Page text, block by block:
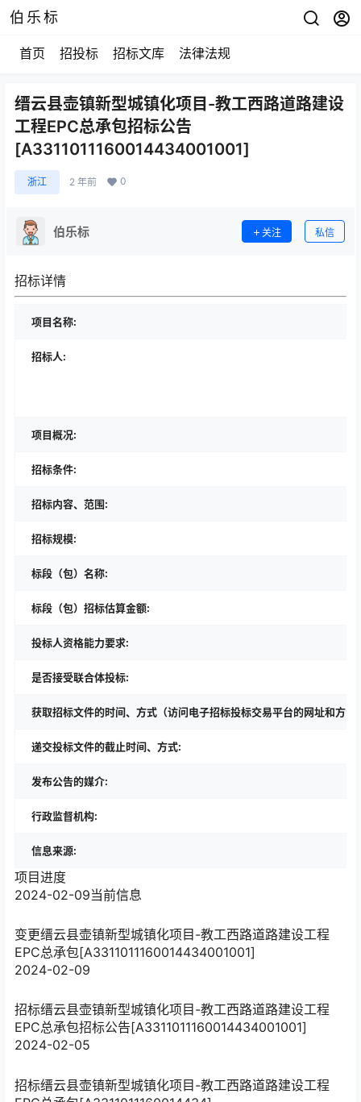
伯乐标
首页 招投标 招标文库 法律法规
缙云县壶镇新型城镇化项目-教工西路道路建设
工程EPC总承包招标公告
[A3311011160014434001001]
浙江 2 年前 0
伯乐标 关注 私信
招标详情
项目名称:
招标人:
项目概况:
招标条件:
招标内容、范围:
招标规模:
标段（包）名称:
标段（包）招标估算金额:
投标人资格能力要求:
是否接受联合体投标:
获取招标文件的时间、方式（访问电子招标投标交易平台的网址和方法
递交投标文件的截止时间、方式:
发布公告的媒介:
行政监督机构:
信息来源:
项目进度
2024-02-09当前信息
变更缙云县壶镇新型城镇化项目-教工西路道路建设工程
EPC总承包[A3311011160014434001001]
2024-02-09
招标缙云县壶镇新型城镇化项目-教工西路道路建设工程
EPC总承包招标公告[A3311011160014434001001]
2024-02-05
招标缙云县壶镇新型城镇化项目-教工西路道路建设工程